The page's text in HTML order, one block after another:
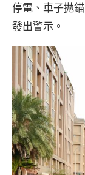
停電、車子拋
發出警示。